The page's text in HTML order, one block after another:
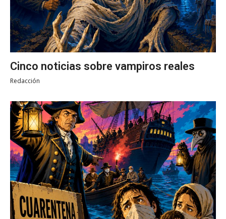
Cinco noticias sobre vampiros reales
Redacción